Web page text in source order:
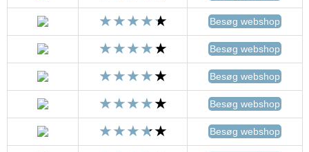
Besøg webshop
Besøg webshop
Besøg webshop
Besøg webshop
Besøg webshop